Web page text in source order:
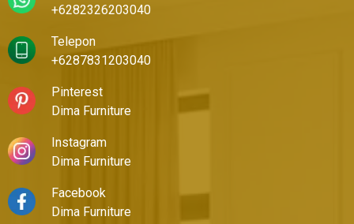
+6282326203040
Telepon
+6287831203040
Pinterest
Dima Furniture
Instagram
Dima Furniture
Facebook
Dima Furniture